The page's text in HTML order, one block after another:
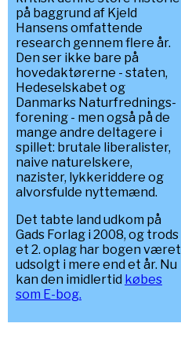
på baggrund af Kjeld
Hansens omfattende
research gennem flere år.
Den ser ikke bare på
hovedaktørerne - staten,
Hedeselskabet og
Danmarks Naturfrednings-
forening - men også på de
mange andre deltagere i
spillet: brutale liberalister,
naive naturelskere,
nazister, lykkeriddere og
alvorsfulde nyttemænd.
Det tabte land udkom på
Gads Forlag i 2008, og trods
et 2. oplag har bogen været
udsolgt i mere end et år. Nu
kan den imidlertid købes
som E-bog.